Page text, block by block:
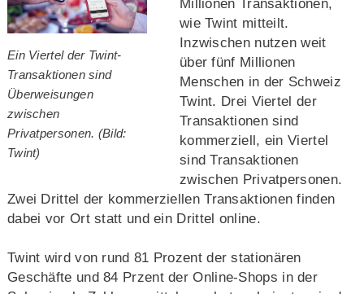
Ein Viertel der Twint-
Transaktionen sind
Überweisungen
zwischen
Privatpersonen. (Bild:
Twint)
Millionen Transaktionen,
wie Twint mitteilt.
Inzwischen nutzen weit
über fünf Millionen
Menschen in der Schweiz
Twint. Drei Viertel der
Transaktionen sind
kommerziell, ein Viertel
sind Transaktionen
zwischen Privatpersonen.
Zwei Drittel der kommerziellen Transaktionen finden
dabei vor Ort statt und ein Drittel online.
Twint wird von rund 81 Prozent der stationären
Geschäfte und 84 Przent der Online-Shops in der